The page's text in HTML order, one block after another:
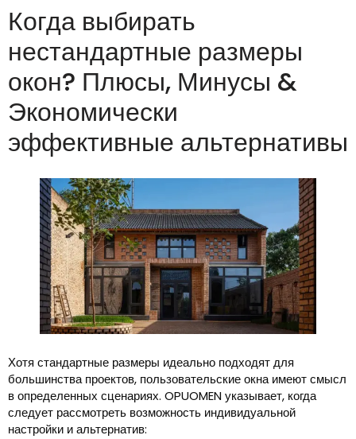
Когда выбирать
нестандартные размеры
окон? Плюсы, Минусы &
Экономически
эффективные альтернативы
Хотя стандартные размеры идеально подходят для
большинства проектов, пользовательские окна имеют смысл
в определенных сценариях. OPUOMEN указывает, когда
следует рассмотреть возможность индивидуальной
настройки и альтернатив: